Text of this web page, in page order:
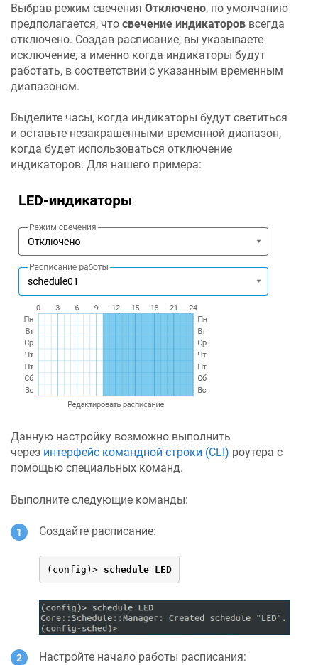
Выбрав режим свечения Отключено, по умолчанию
предполагается, что свечение индикаторов всегда
отключено. Создав расписание, вы указываете
исключение, а именно когда индикаторы будут
работать, в соответствии с указанным временным
диапазоном.
Выделите часы, когда индикаторы будут светиться
и оставьте незакрашенными временной диапазон,
когда будет использоваться отключение
индикаторов. Для нашего примера:
Данную настройку возможно выполнить
через интерфейс командной строки (CLI) роутера c
помощью специальных команд.
Выполните следующие команды:
Создайте расписание:
(config)> schedule LED
Настройте начало работы расписания: